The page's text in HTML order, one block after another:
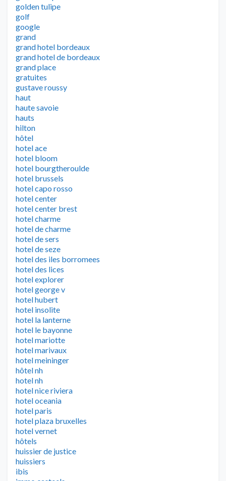
golden tulipe
golf
google
grand
grand hotel bordeaux
grand hotel de bordeaux
grand place
gratuites
gustave roussy
haut
haute savoie
hauts
hilton
hôtel
hotel ace
hotel bloom
hotel bourgtheroulde
hotel brussels
hotel capo rosso
hotel center
hotel center brest
hotel charme
hotel de charme
hotel de sers
hotel de seze
hotel des iles borromees
hotel des lices
hotel explorer
hotel george v
hotel hubert
hotel insolite
hotel la lanterne
hotel le bayonne
hotel mariotte
hotel marivaux
hotel meininger
hôtel nh
hotel nh
hotel nice riviera
hotel oceania
hotel paris
hotel plaza bruxelles
hotel vernet
hôtels
huissier de justice
huissiers
ibis